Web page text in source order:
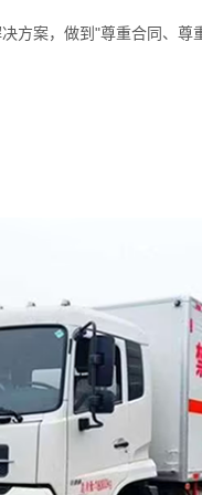
方案，做到"尊重合同、尊